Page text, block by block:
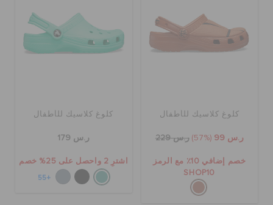
كلوغ كلاسيك للأطفال
ر.س 99 (57%) ر.س 229
خصم إضافي 10٪ مع الرمز
SHOP10
كلوغ كلاسيك للأطفال
ر.س 179
اشترِ 2 واحصل على 25% خصم
+55